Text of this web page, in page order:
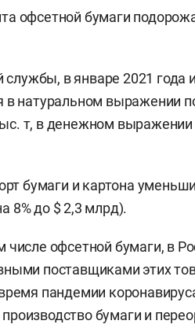
офсетной бумаги
в январе 2021 года
в натуральном выражении
т, в денежном выражении
бумаги и картона
8% до $ 2,3 млрд).
офсетной бумаги, в
поставщиками этих
пандемии
бумаги и